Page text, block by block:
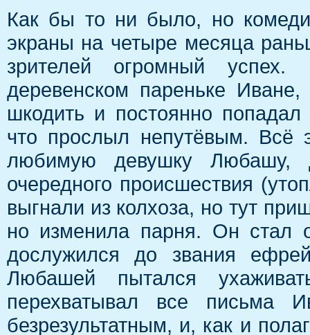
Как бы то ни было, но
экраны на четыре месяца
зрителей огромный успех.
деревенском пареньке
шкодить и постоянно
что прослыл непутёвым. Всё
любимую девушку Любашу,
очередного происшествия
выгнали из колхоза, но тут
но изменила парня. Он стал
дослужился до звания
Любашей пытался
перехватывал все письма
безрезультатным, и, как и